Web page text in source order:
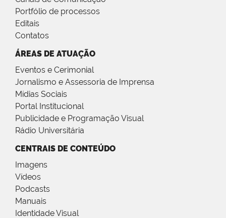
Portfólio de processos
Editais
Contatos
ÁREAS DE ATUAÇÃO
Eventos e Cerimonial
Jornalismo e Assessoria de Imprensa
Mídias Sociais
Portal Institucional
Publicidade e Programação Visual
Rádio Universitária
CENTRAIS DE CONTEÚDO
Imagens
Vídeos
Podcasts
Manuais
Identidade Visual